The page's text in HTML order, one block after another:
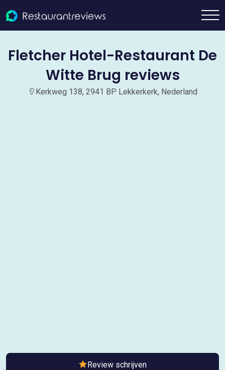
Fletcher Hotel-Restaurant De
Witte Brug reviews
Kerkweg 138, 2941 BP Lekkerkerk, Nederland
Review schrijven